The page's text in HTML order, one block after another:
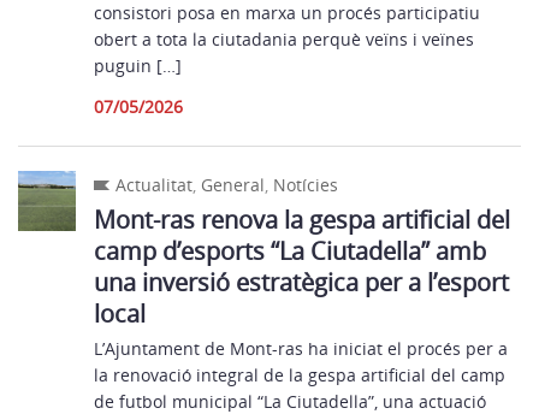
consistori posa en marxa un procés participatiu
obert a tota la ciutadania perquè veïns i veïnes
puguin […]
07/05/2026
Actualitat, General, Notícies
Mont-ras renova la gespa artificial del
camp d’esports “La Ciutadella” amb
una inversió estratègica per a l’esport
local
L’Ajuntament de Mont-ras ha iniciat el procés per a
la renovació integral de la gespa artificial del camp
de futbol municipal “La Ciutadella”, una actuació